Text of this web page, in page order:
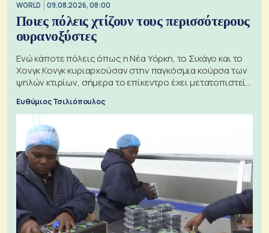
WORLD 09.08.2026, 08:00
Ποιες πόλεις χτίζουν τους περισσότερους
ουρανοξύστες
Ενώ κάποτε πόλεις όπως η Νέα Υόρκη, το Σικάγο και το
Χονγκ Κονγκ κυριαρχούσαν στην παγκόσμια κούρσα των
ψηλών κτιρίων, σήμερα το επίκεντρο έχει μετατοπιστεί
Ευθύμιος Τσιλιόπουλος